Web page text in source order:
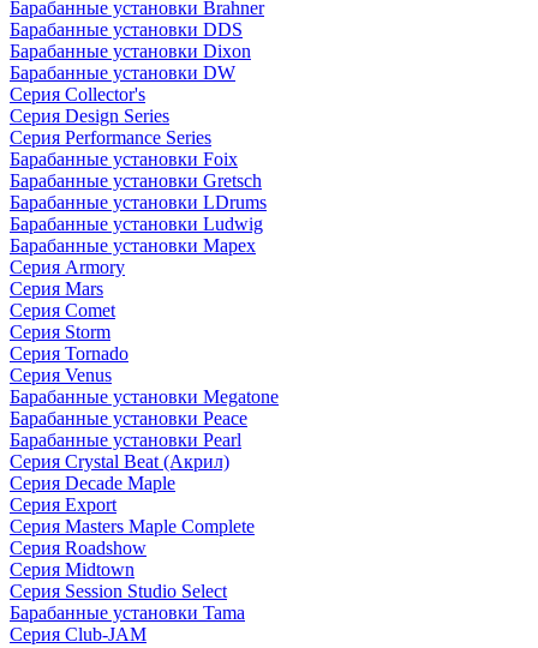
Барабанные установки Brahner
Барабанные установки DDS
Барабанные установки Dixon
Барабанные установки DW
Серия Collector's
Серия Design Series
Серия Performance Series
Барабанные установки Foix
Барабанные установки Gretsch
Барабанные установки LDrums
Барабанные установки Ludwig
Барабанные установки Mapex
Серия Armory
Серия Mars
Серия Comet
Серия Storm
Серия Tornado
Серия Venus
Барабанные установки Megatone
Барабанные установки Peace
Барабанные установки Pearl
Серия Crystal Beat (Акрил)
Серия Decade Maple
Серия Export
Серия Masters Maple Complete
Серия Roadshow
Серия Midtown
Серия Session Studio Select
Барабанные установки Tama
Серия Club-JAM